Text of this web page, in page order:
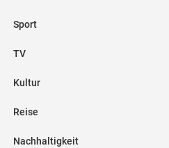
Sport
TV
Kultur
Reise
Nachhaltigkeit